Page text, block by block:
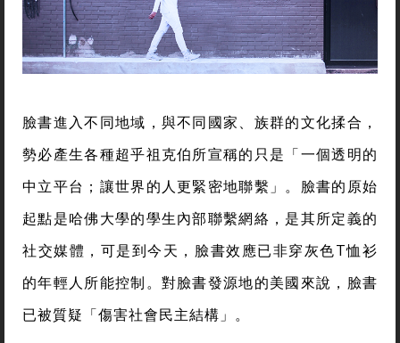
臉書進入不同地域，與不同國家、族群的文化揉合，
勢必產生各種超乎祖克伯所宣稱的只是「一個透明的
中立平台；讓世界的人更緊密地聯繫」。臉書的原始
起點是哈佛大學的學生內部聯繫網絡，是其所定義的
社交媒體，可是到今天，臉書效應已非穿灰色T恤衫
的年輕人所能控制。對臉書發源地的美國來說，臉書
已被質疑「傷害社會民主結構」。